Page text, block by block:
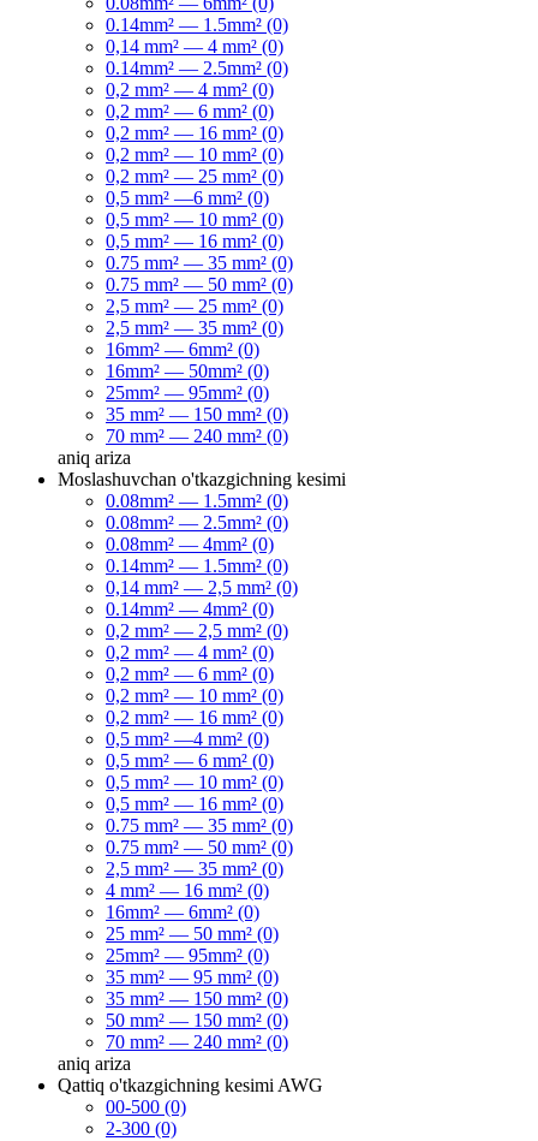
0.14mm² — 1.5mm² (0)
0,14 mm² — 4 mm² (0)
0.14mm² — 2.5mm² (0)
0,2 mm² — 4 mm² (0)
0,2 mm² — 6 mm² (0)
0,2 mm² — 16 mm² (0)
0,2 mm² — 10 mm² (0)
0,2 mm² — 25 mm² (0)
0,5 mm² —6 mm² (0)
0,5 mm² — 10 mm² (0)
0,5 mm² — 16 mm² (0)
0.75 mm² — 35 mm² (0)
0.75 mm² — 50 mm² (0)
2,5 mm² — 25 mm² (0)
2,5 mm² — 35 mm² (0)
16mm² — 6mm² (0)
16mm² — 50mm² (0)
25mm² — 95mm² (0)
35 mm² — 150 mm² (0)
70 mm² — 240 mm² (0)
aniq ariza
Moslashuvchan o'tkazgichning kesimi
0.08mm² — 1.5mm² (0)
0.08mm² — 2.5mm² (0)
0.08mm² — 4mm² (0)
0.14mm² — 1.5mm² (0)
0,14 mm² — 2,5 mm² (0)
0.14mm² — 4mm² (0)
0,2 mm² — 2,5 mm² (0)
0,2 mm² — 4 mm² (0)
0,2 mm² — 6 mm² (0)
0,2 mm² — 10 mm² (0)
0,2 mm² — 16 mm² (0)
0,5 mm² —4 mm² (0)
0,5 mm² — 6 mm² (0)
0,5 mm² — 10 mm² (0)
0,5 mm² — 16 mm² (0)
0.75 mm² — 35 mm² (0)
0.75 mm² — 50 mm² (0)
2,5 mm² — 35 mm² (0)
4 mm² — 16 mm² (0)
16mm² — 6mm² (0)
25 mm² — 50 mm² (0)
25mm² — 95mm² (0)
35 mm² — 95 mm² (0)
35 mm² — 150 mm² (0)
50 mm² — 150 mm² (0)
70 mm² — 240 mm² (0)
aniq ariza
Qattiq o'tkazgichning kesimi AWG
00-500 (0)
2-300 (0)